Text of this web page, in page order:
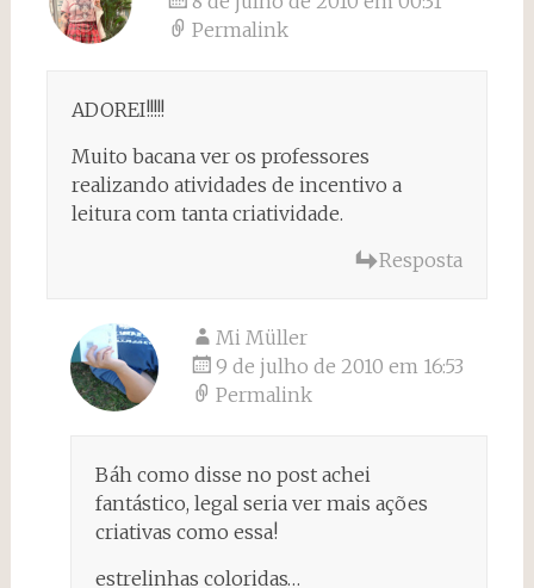
Permalink
ADOREI!!!!!
Muito bacana ver os professores
realizando atividades de incentivo a
leitura com tanta criatividade.
Resposta
Mi Müller
9 de julho de 2010 em 16:53
Permalink
Báh como disse no post achei
fantástico, legal seria ver mais ações
criativas como essa!
estrelinhas coloridas…